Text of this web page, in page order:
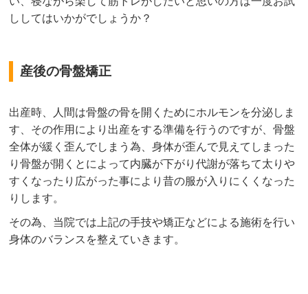
ししてはいかがでしょうか？
産後の骨盤矯正
出産時、人間は骨盤の骨を開くためにホルモンを分泌しま
す、その作用により出産をする準備を行うのですが、骨盤
全体が緩く歪んでしまう為、身体が歪んで見えてしまった
り骨盤が開くとによって内臓が下がり代謝が落ちて太りや
すくなったり広がった事により昔の服が入りにくくなった
りします。
その為、当院では上記の手技や矯正などによる施術を行い
身体のバランスを整えていきます。